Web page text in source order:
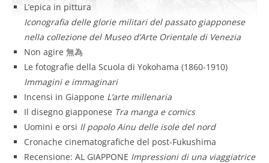
L’epica in pittura
Iconografia delle glorie militari del passato giapponese
nella collezione del Museo d’Arte Orientale di Venezia
Non agire 無為
Le fotografie della Scuola di Yokohama (1860-1910)
Immagini e immaginari
Incensi in Giappone L’arte millenaria
Il disegno giapponese Tra manga e comics
Uomini e orsi Il popolo Ainu delle isole del nord
Cronache cinematografiche del post-Fukushima
Recensione: AL GIAPPONE Impressioni di una viaggiatrice